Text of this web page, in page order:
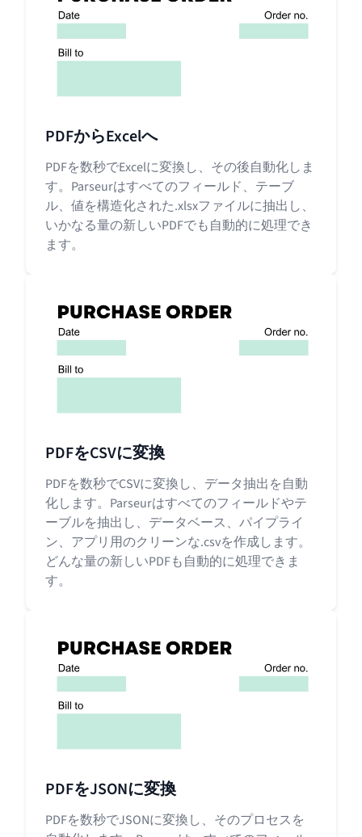
PDFからExcelへ
PDFを数秒でExcelに変換し、その後自動化しま
す。Parseurはすべてのフィールド、テーブ
ル、値を構造化された.xlsxファイルに抽出し、
いかなる量の新しいPDFでも自動的に処理でき
ます。
PDFをCSVに変換
PDFを数秒でCSVに変換し、データ抽出を自動
化します。Parseurはすべてのフィールドやテ
ーブルを抽出し、データベース、パイプライ
ン、アプリ用のクリーンな.csvを作成します。
どんな量の新しいPDFも自動的に処理できま
す。
PDFをJSONに変換
PDFを数秒でJSONに変換し、そのプロセスを